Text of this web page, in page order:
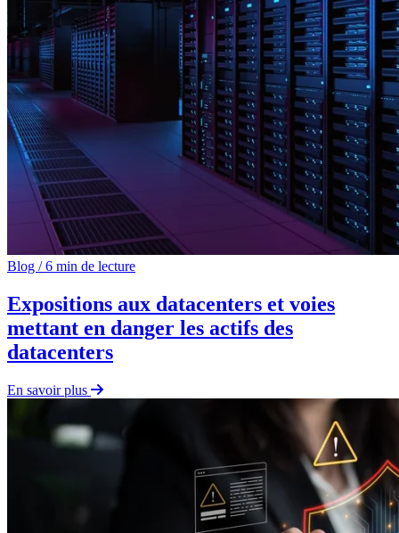
Blog /6 min de lecture
Expositions aux datacenters et voies
mettant en danger les actifs des
datacenters
En savoir plus